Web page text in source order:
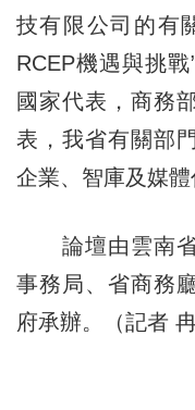
技有限公司的有
RCEP機遇與挑
國家代表，商務
表，我省有關部
企業、智庫及媒體
論壇由雲南省
事務局、省商務
府承辦。（記者